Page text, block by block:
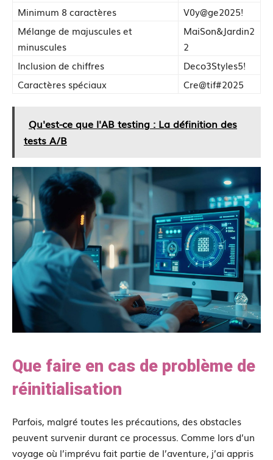
Minimum 8 caractères
V0y@ge2025!
Mélange de majuscules et
minuscules
MaiSon&Jardin2
2
Inclusion de chiffres
Deco3Styles5!
Caractères spéciaux
Cre@tif#2025
Qu'est-ce que l'AB testing : La définition des
tests A/B
Que faire en cas de problème de
réinitialisation
Parfois, malgré toutes les précautions, des obstacles
peuvent survenir durant ce processus. Comme lors d’un
voyage où l’imprévu fait partie de l’aventure, j’ai appris